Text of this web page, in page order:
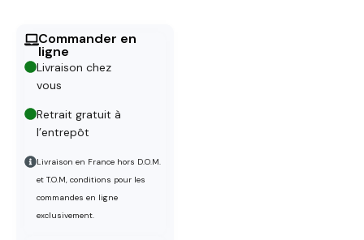
Commander en
ligne
Livraison chez
vous
Retrait gratuit à
l’entrepôt
Livraison en France hors D.O.M.
et T.O.M, conditions pour les
commandes en ligne
exclusivement.